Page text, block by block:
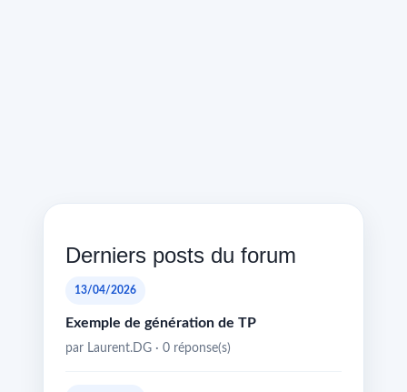
Derniers posts du forum
13/04/2026
Exemple de génération de TP
par Laurent.DG · 0 réponse(s)